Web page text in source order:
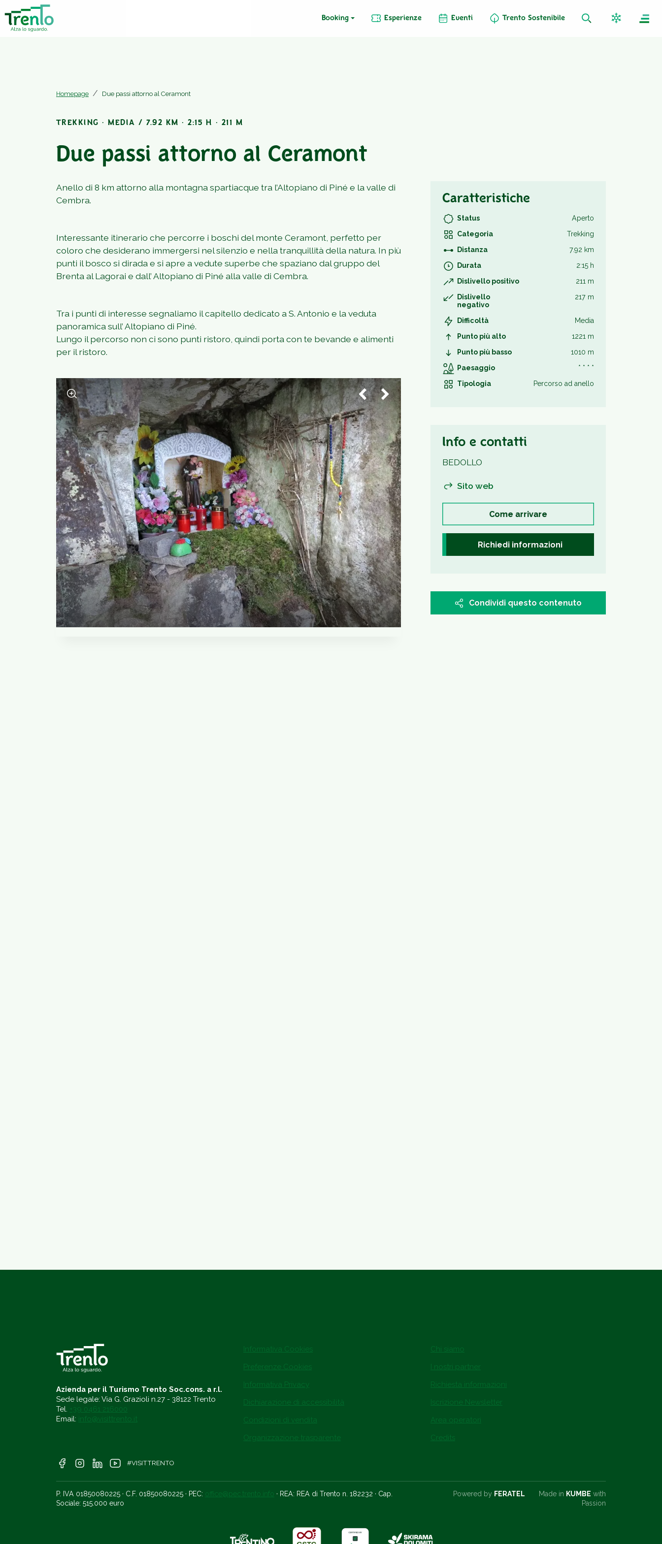
Booking Esperienze Eventi Trento Sostenibile
Homepage Due passi attorno al Ceramont
Due passi attorno al Ceramont
TREKKING · MEDIA / 7.92 KM · 2:15 H · 211 M
Anello di 8 km attorno alla montagna spartiacque tra l’Altopiano di Piné e la valle di
Cembra.
Interessante itinerario che percorre i boschi del monte Ceramont, perfetto per
coloro che desiderano immergersi nel silenzio e nella tranquillità della natura. In più
punti il bosco si dirada e si apre a vedute superbe che spaziano dal gruppo del
Brenta al Lagorai e dall’ Altopiano di Piné alla valle di Cembra.
Tra i punti di interesse segnaliamo il capitello dedicato a S. Antonio e la veduta
panoramica sull’ Altopiano di Piné.
Lungo il percorso non ci sono punti ristoro, quindi porta con te bevande e alimenti
per il ristoro.
Caratteristiche
Status
Aperto
Categoria
Trekking
Distanza
7.92 km
Durata
2:15 h
Dislivello positivo
211 m
Dislivello
negativo
217 m
Difficoltà
Media
Punto più alto
1221 m
Punto più basso
1010 m
Paesaggio
* * * *
Tipologia
Percorso ad anello
Info e contatti
BEDOLLO
Sito web
Come arrivare
Richiedi informazioni
Condividi questo contenuto
Azienda per il Turismo Trento Soc.cons. a r.l.
Sede legale: Via G. Grazioli n.27 - 38122 Trento
Tel. +39 0461 216000
Email: info@visittrento.it
Informativa Cookies
Preferenze Cookies
Informativa Privacy
Dichiarazione di accessibilità
Condizioni di vendita
Organizzazione trasparente
Chi siamo
I nostri partner
Richiesta informazioni
Iscrizione Newsletter
Area operatori
Credits
#VISITTRENTO
P. IVA 01850080225 · C.F. 01850080225 · PEC: office@pec.trento.info · REA: REA di Trento n. 182232 · Cap.
Sociale: 515.000 euro
Powered by FERATEL Made in KUMBE with
Passion